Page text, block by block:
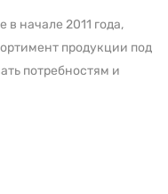
начале 2011 года,
продукции под
потребностям и